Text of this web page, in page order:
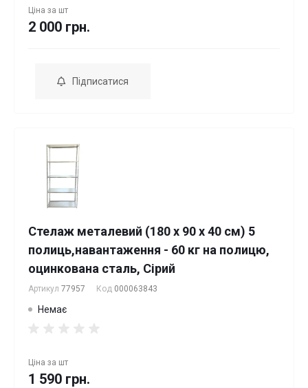
Ціна за шт
2 000 грн.
Підписатися
Стелаж металевий (180 x 90 x 40 см) 5
полиць,навантаження - 60 кг на полицю,
оцинкована сталь, Сірий
Артикул 77957 Код 000063843
Немає
Ціна за шт
1 590 грн.